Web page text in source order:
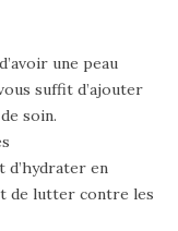
une peau
suffit d’ajouter
soin.
en
de lutter contre les